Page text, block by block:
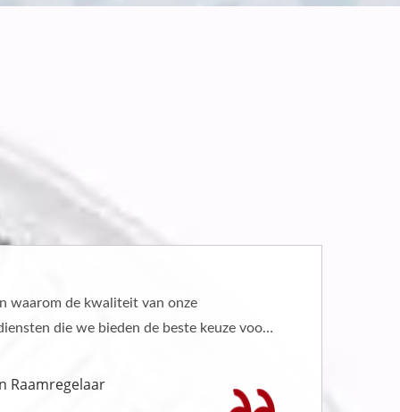
In de video demonstreren we onze sterke capaciteit om de
ervaring van meer dan 5.000 onderdelen te repliceren.
Capaciteit Van Aangepaste Service